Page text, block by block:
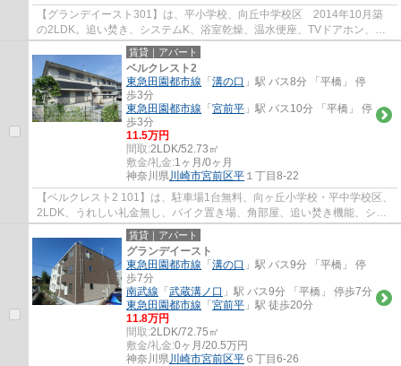
【グランデイースト301】は、平小学校、向丘中学校区 2014年10月築
の2LDK。追い焚き、システムK、浴室乾燥、温水便座、TVドアホン、都
市ガス、エアコン、洗髪洗面台など便利な設備を...
賃貸｜アパート
ベルクレスト2
東急田園都市線 「 溝の口 」駅 バス8分 「平橋」 停
歩3分
東急田園都市線 「 宮前平 」駅 バス10分 「平橋」 停
歩3分
11.5万円
間取:2LDK/52.73㎡
敷金/礼金:1ヶ月/0ヶ月
神奈川県川崎市宮前区平 １丁目8-22
【ベルクレスト2 101】は、駐車場1台無料、向ヶ丘小学校・平中学校区、
2LDK、うれしい礼金無し、バイク置き場、角部屋、追い焚き機能、シス
テムキッチン。各部屋6帖振り分けタイプクロ...
賃貸｜アパート
グランデイースト
東急田園都市線 「 溝の口 」駅 バス9分 「平橋」 停
歩7分
南武線 「 武蔵溝ノ口 」駅 バス9分 「平橋」 停歩7分
東急田園都市線 「 宮前平 」駅 徒歩20分
11.8万円
間取:2LDK/72.75㎡
敷金/礼金:0ヶ月/20.5万円
神奈川県川崎市宮前区平 ６丁目6-26